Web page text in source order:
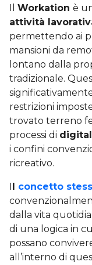
Il Workation è
attività
permettendo ai
mansioni da
lontano dalla
tradizionale.
restrizioni
trovato terreno
processi di
i confini
ricreativo.
Il concetto
dalla vita
di una logica in
possano
all’interno di